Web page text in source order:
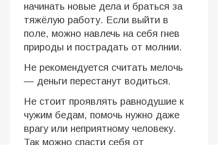
начинать новые дела и браться за
тяжёлую работу. Если выйти в
поле, можно навлечь на себя гнев
природы и пострадать от молнии.
Не рекомендуется считать мелочь
— деньги перестанут водиться.
Не стоит проявлять равнодушие к
чужим бедам, помочь нужно даже
врагу или неприятному человеку.
Так можно спасти себя от